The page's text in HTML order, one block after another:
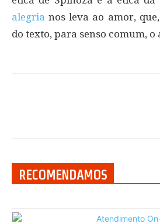
alegria nos leva ao amor,
do texto, para senso comum, o
RECOMENDAMOS